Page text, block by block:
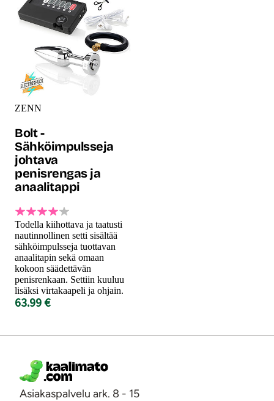
ZENN
Bolt -
Sähköimpulsseja
johtava
penisrengas ja
anaalitappi
Todella kiihottava ja taatusti
nautinnollinen setti sisältää
sähköimpulsseja tuottavan
anaalitapin sekä omaan
kokoon säädettävän
penisrenkaan. Settiin kuuluu
lisäksi virtakaapeli ja ohjain.
63.99 €
Asiakaspalvelu ark. 8 - 15